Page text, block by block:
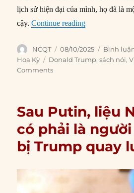
lịch sử hiện đại của mình, họ đã là
cậy.Continue reading“Cái giá cho
Author
NCQT
Posted
on
08/10/2025 Bình
Hoa Kỳ
Tags
Donald Trump,sách nói,
Comments
Sau Putin, liệu
có phải là
bị Trump quay